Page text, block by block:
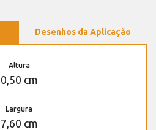
Desenhos da Aplicação
Altura
0,50 cm
Largura
7,60 cm